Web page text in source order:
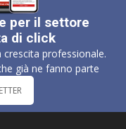
per il settore
di click
professionale.
già ne fanno parte